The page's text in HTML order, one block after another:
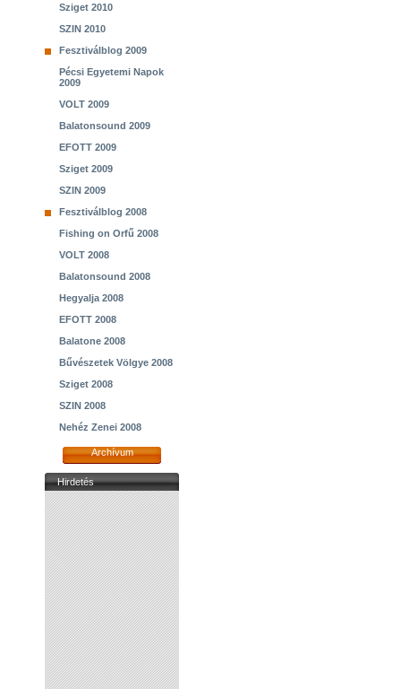
Sziget 2010
SZIN 2010
Fesztiválblog 2009
Pécsi Egyetemi Napok
2009
VOLT 2009
Balatonsound 2009
EFOTT 2009
Sziget 2009
SZIN 2009
Fesztiválblog 2008
Fishing on Orfű 2008
VOLT 2008
Balatonsound 2008
Hegyalja 2008
EFOTT 2008
Balatone 2008
Bűvészetek Völgye 2008
Sziget 2008
SZIN 2008
Nehéz Zenei 2008
Archívum
Hirdetés